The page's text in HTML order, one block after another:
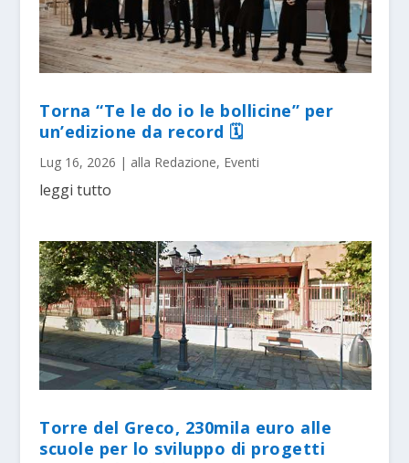
Torna “Te le do io le bollicine” per
un’edizione da record 🗓
Lug 16, 2026 | alla Redazione, Eventi
leggi tutto
Torre del Greco, 230mila euro alle
scuole per lo sviluppo di progetti